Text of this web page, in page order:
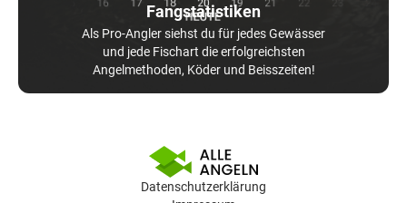
Fangstatistiken
Als Pro-Angler siehst du für jedes Gewässer
und jede Fischart die erfolgreichsten
Angelmethoden, Köder und Beisszeiten!
Datenschutzerklärung